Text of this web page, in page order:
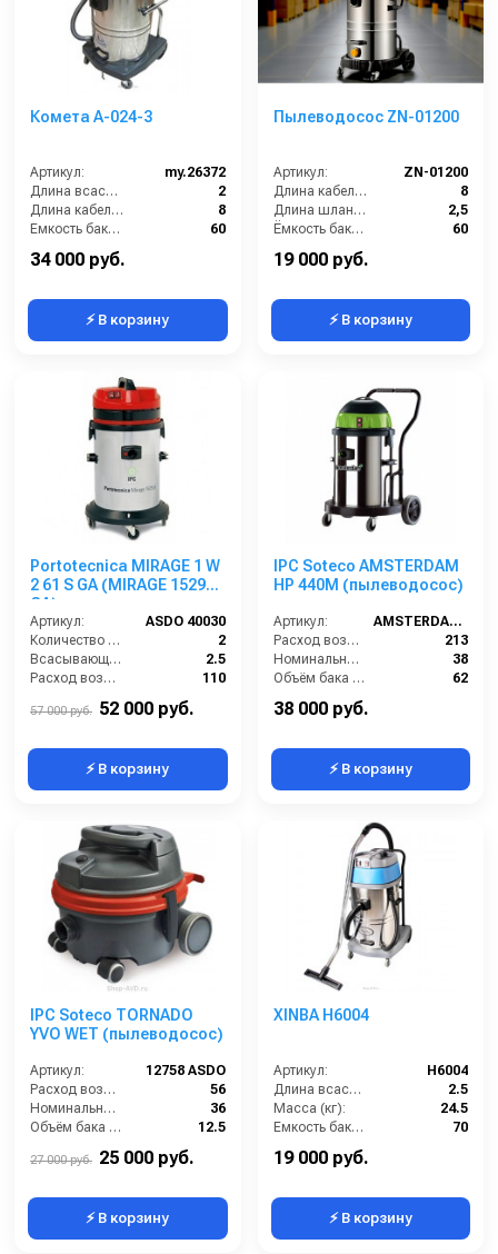
Комета А-024-3
Артикул:
my.26372
Длина всасывающего шланга (м):
2
Длина кабеля (м):
8
Емкость бака для мусора (л):
60
Количество турбин (шт):
34 000 руб.
⚡ В корзину
Пылеводосос ZN-01200
Артикул:
ZN-01200
Длина кабеля (м):
8
Длина шланга (м):
2,5
Ёмкость бака (л):
60
Мощность (Вт):
19 000 руб.
⚡ В корзину
Portotecnica MIRAGE 1 W
2 61 S GA (MIRAGE 1529
GA)
Артикул:
ASDO 40030
Количество турбин (шт):
2
Всасывающий шланг (м):
2.5
Расход воздуха (л/сек):
110
57 000 руб. 52 000 руб.
⚡ В корзину
IPC Soteco AMSTERDAM
HP 440M (пылеводосос)
Артикул:
AMSTERDAM440M
Расход воздуха (л/сек):
213
Номинальный диаметр принадлежностей (мм):
38
Объём бака (л):
62
Разрежение / сила всасывания (мбар):
38 000 руб.
⚡ В корзину
IPC Soteco TORNADO
YVO WET (пылеводосос)
Артикул:
12758 ASDO
Расход воздуха (л/сек):
56
Номинальный диаметр принадлежностей (мм):
36
Объём бака (л):
12.5
27 000 руб. 25 000 руб.
⚡ В корзину
XINBA H6004
Артикул:
H6004
Длина всасывающего шланга (м):
2.5
Масса (кг):
24.5
Емкость бака для мусора (л):
70
Потребляемая мощность (кВт):
19 000 руб.
⚡ В корзину